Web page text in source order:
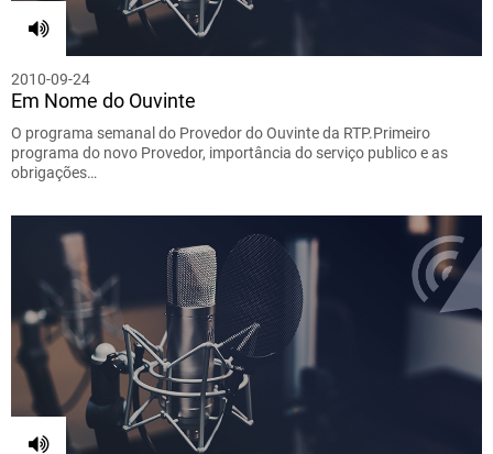
2010-09-24
Em Nome do Ouvinte
O programa semanal do Provedor do Ouvinte da RTP.Primeiro
programa do novo Provedor, importância do serviço publico e as
obrigações…